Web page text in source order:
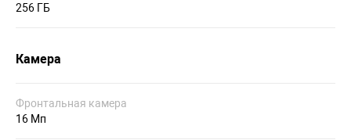
256 ГБ
Камера
Фронтальная камера
16 Мп